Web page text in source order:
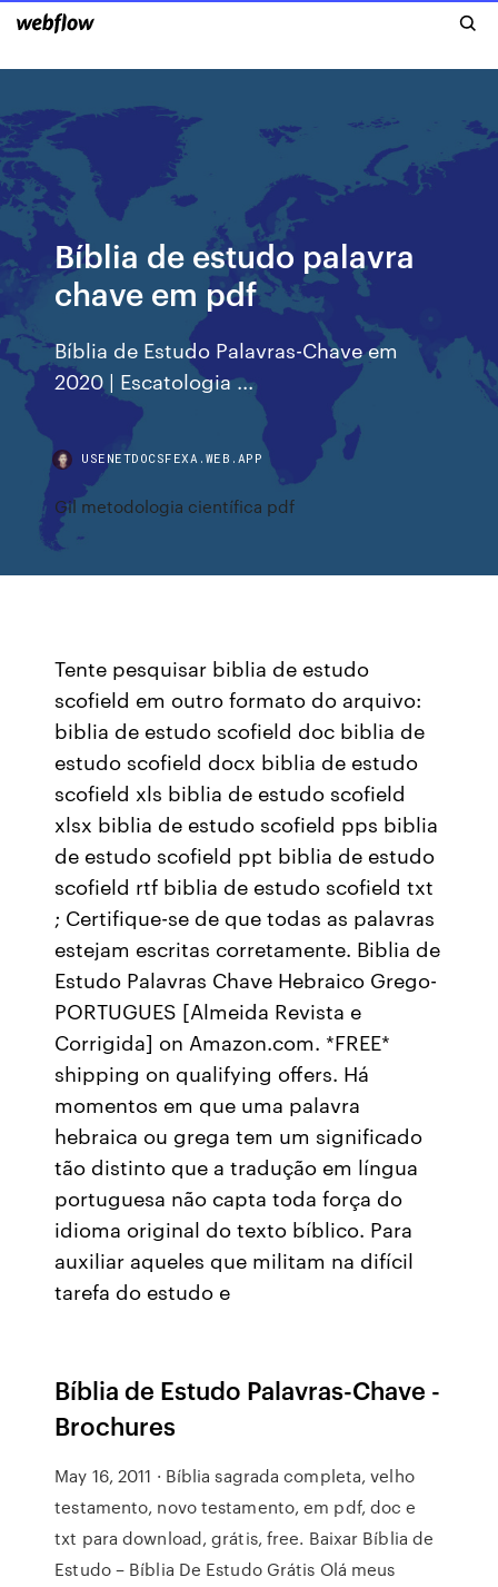
Bíblia de estudo palavra
chave em pdf
Bíblia de Estudo Palavras-Chave em
2020 | Escatologia ...
USENETDOCSFEXA.WEB.APP
Gil metodologia científica pdf
Tente pesquisar biblia de estudo
scofield em outro formato do arquivo:
biblia de estudo scofield doc biblia de
estudo scofield docx biblia de estudo
scofield xls biblia de estudo scofield
xlsx biblia de estudo scofield pps biblia
de estudo scofield ppt biblia de estudo
scofield rtf biblia de estudo scofield txt
; Certifique-se de que todas as palavras
estejam escritas corretamente. Biblia de
Estudo Palavras Chave Hebraico Grego-
PORTUGUES [Almeida Revista e
Corrigida] on Amazon.com. *FREE*
shipping on qualifying offers. Há
momentos em que uma palavra
hebraica ou grega tem um significado
tão distinto que a tradução em língua
portuguesa não capta toda força do
idioma original do texto bíblico. Para
auxiliar aqueles que militam na difícil
tarefa do estudo e
Bíblia de Estudo Palavras-Chave -
Brochures
May 16, 2011 · Bíblia sagrada completa, velho
testamento, novo testamento, em pdf, doc e
txt para download, grátis, free. Baixar Bíblia de
Estudo – Bíblia De Estudo Grátis Olá meus